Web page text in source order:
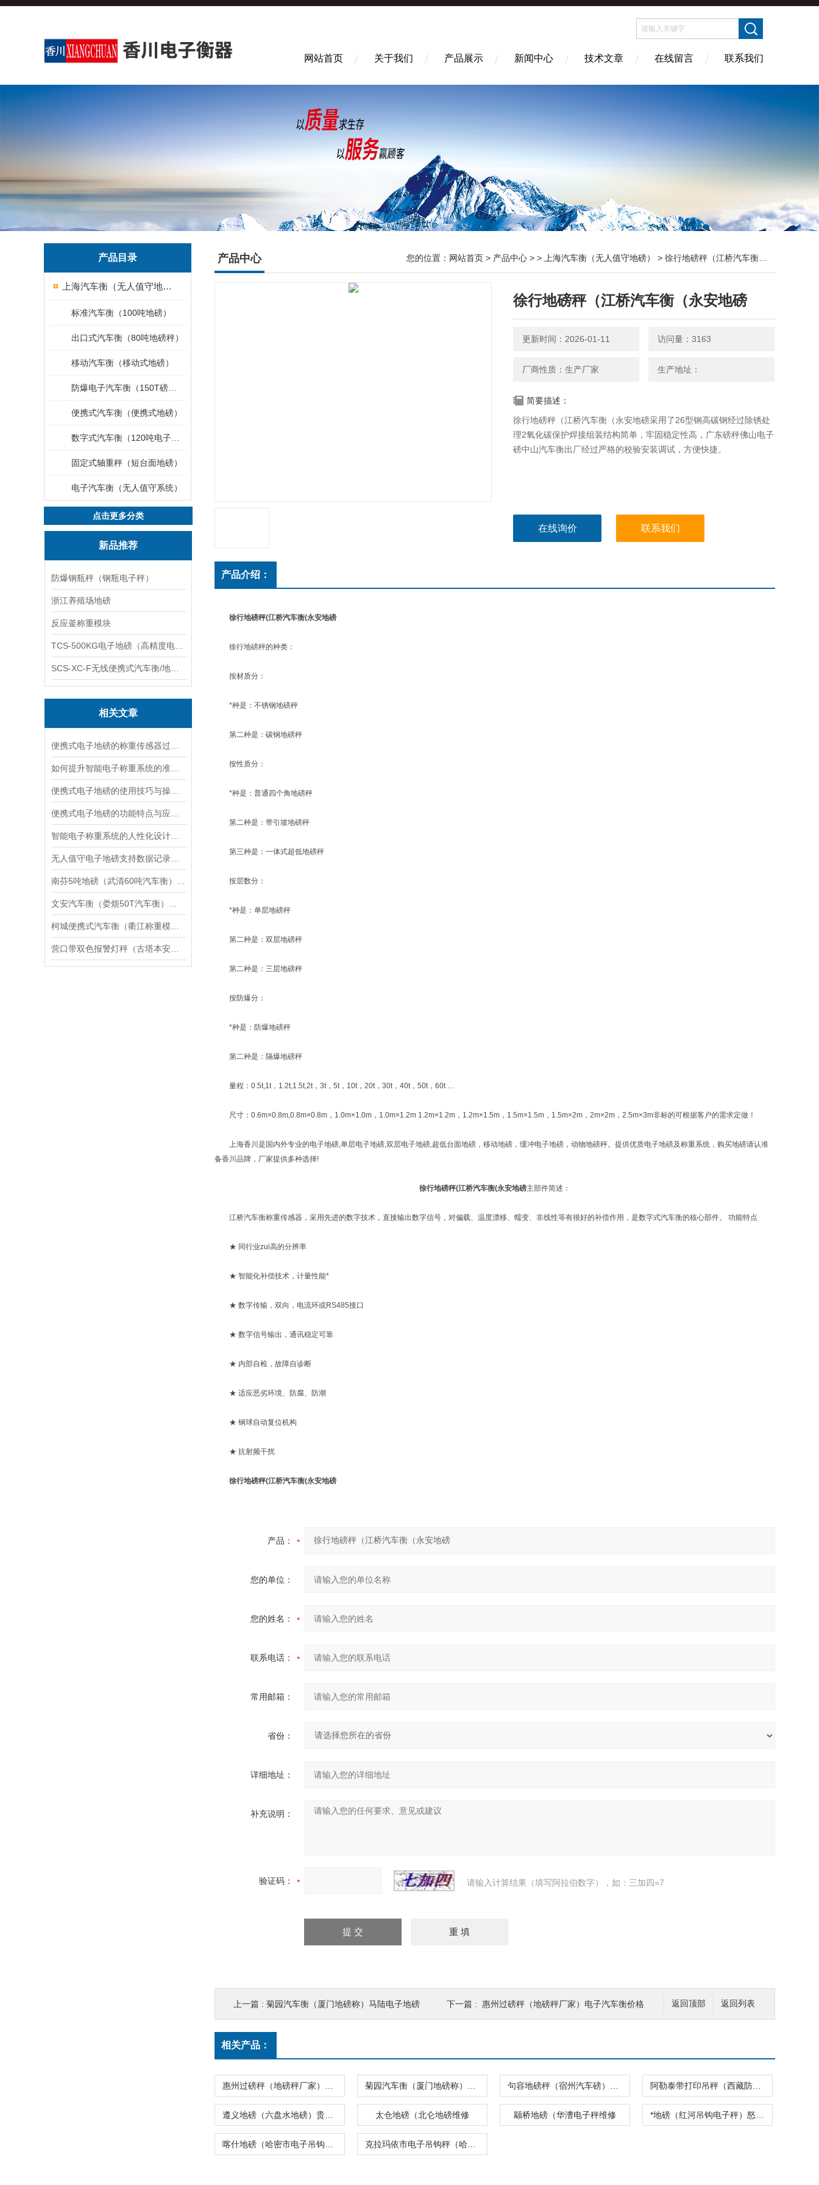
网站首页 关于我们 产品展示 新闻中心 技术文章 在线留言 联系我们
产品目录
上海汽车衡（无人值守地磅）
标准汽车衡（100吨地磅）
出口式汽车衡（80吨地磅秤）
移动汽车衡（移动式地磅）
便携式汽车衡（便携式地磅）
固定式轴重秤（短台面地磅）
电子汽车衡（无人值守系统）
点击更多分类
新品推荐
防爆钢瓶秤（钢瓶电子秤）
浙江养殖场地磅
反应釜称重模块
相关文章
产品中心 您的位置： 网站首页 > 产品中心 > > 上海汽车衡（无人值守地磅） > 徐行地磅秤（江桥汽车衡（永安地磅
徐行地磅秤（江桥汽车衡（永安地磅
更新时间：2026-01-11 访问量：3163
厂商性质：生产厂家 生产地址：
简要描述：
徐行地磅秤（江桥汽车衡（永安地磅采用了26型钢高碳钢经过除锈处
理2氧化碳保护焊接组装结构简单，牢固稳定性高，广东磅秤佛山电子
磅中山汽车衡出厂经过严格的校验安装调试，方便快捷。
在线询价 联系我们
产品介绍：
徐行地磅秤(江桥汽车衡(永安地磅
徐行地磅秤的种类：
按材质分：
*种是：不锈钢地磅秤
第二种是：碳钢地磅秤
按性质分：
*种是：普通四个角地磅秤
第二种是：带引坡地磅秤
第三种是：一体式超低地磅秤
按层数分：
*种是：单层地磅秤
第二种是：双层地磅秤
第二种是：三层地磅秤
按防爆分：
*种是：防爆地磅秤
第二种是：隔爆地磅秤
量程：0.5t,1t，1.2t,1.5t,2t，3t，5t，10t，20t，30t，40t，50t，60t …
尺寸：0.6m×0.8m,0.8m×0.8m，1.0m×1.0m，1.0m×1.2m 1.2m×1.2m，1.2m×1.5m，1.5m×1.5m，1.5m×2m，2m×2m，2.5m×3m非标的可根据客户的需求定做！
上海香川是国内外专业的电子地磅,单层电子地磅,双层电子地磅,超低台面地磅，移动地磅，缓冲电子地磅，动物地磅秤。提供优质电子地磅及称重系统，购买地磅请认准
备香川品牌，厂家提供多种选择!
徐行地磅秤(江桥汽车衡(永安地磅主部件简述：
江桥汽车衡称重传感器，采用先进的数字技术，直接输出数字信号，对偏载、温度漂移、蠕变、非线性等有很好的补偿作用，是数字式汽车衡的核心部件。 功能特点
★ 同行业zui高的分辨率
★ 智能化补偿技术，计量性能*
★ 数字传输，双向，电流环或RS485接口
★ 数字信号输出，通讯稳定可靠
★ 内部自检，故障自诊断
★ 适应恶劣环境、防腐、防潮
★ 钢球自动复位机构
★ 抗射频干扰
徐行地磅秤(江桥汽车衡(永安地磅
产品：
您的单位：
您的姓名：
联系电话：
常用邮箱：
省份：
详细地址：
补充说明：
验证码： 请输入计算结果（填写阿拉伯数字），如：三加四=7
返回列表
返回顶部
上一篇 : 菊园汽车衡（厦门地磅称）马陆电子地磅 下一篇 : 惠州过磅秤（地磅秤厂家）电子汽车衡价格
相关产品：
太仓地磅（北仑地磅维修 颛桥地磅（华漕电子秤维修